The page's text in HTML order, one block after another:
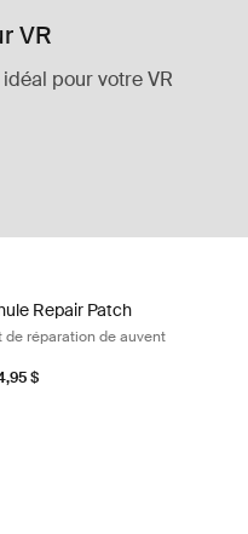
VR
pour votre VR
Repair Patch
de réparation de auvent
$